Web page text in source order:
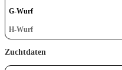
G-Wurf
H-Wurf
Zuchtdaten